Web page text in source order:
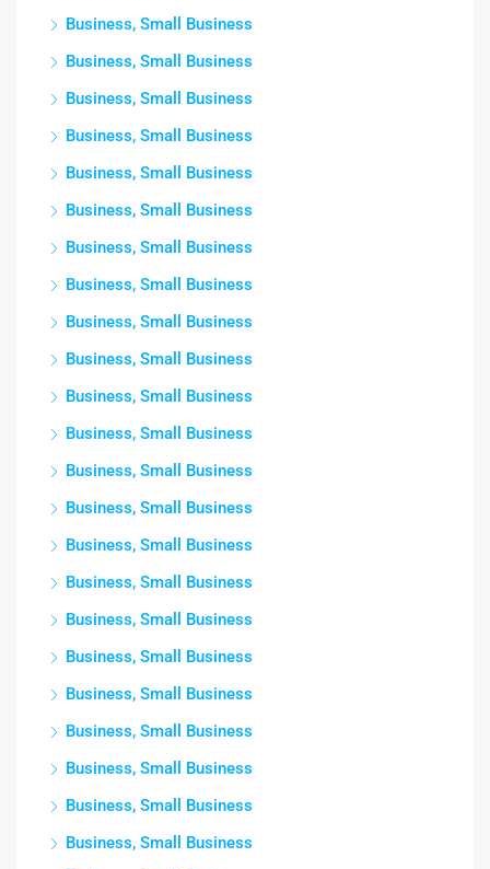
Business, Small Business
Business, Small Business
Business, Small Business
Business, Small Business
Business, Small Business
Business, Small Business
Business, Small Business
Business, Small Business
Business, Small Business
Business, Small Business
Business, Small Business
Business, Small Business
Business, Small Business
Business, Small Business
Business, Small Business
Business, Small Business
Business, Small Business
Business, Small Business
Business, Small Business
Business, Small Business
Business, Small Business
Business, Small Business
Business, Small Business